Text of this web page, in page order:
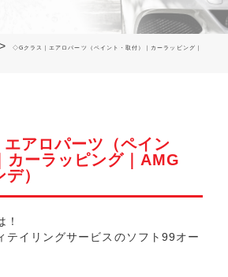
◇Gクラス｜エアロパーツ（ペイント・取付）｜カーラッピング｜
アロパーツ（ペイン
カーラッピング｜AMG
）
！
テイリングサービスのソフト99オー